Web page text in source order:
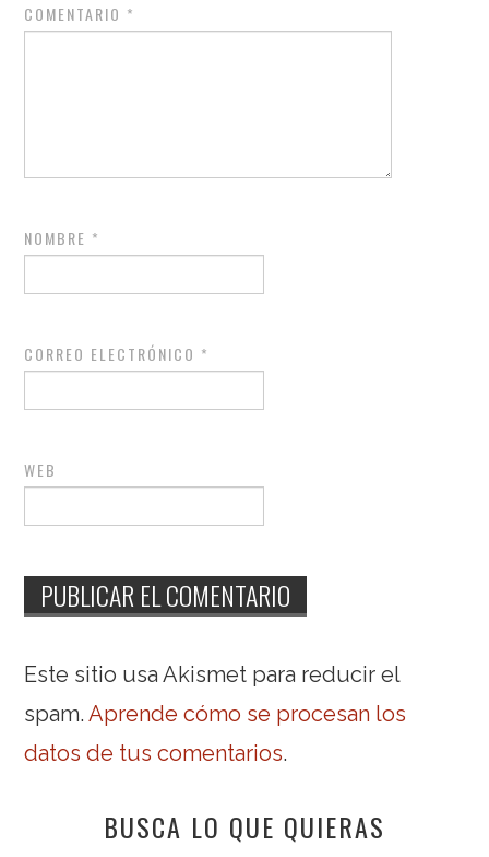
COMENTARIO *
NOMBRE *
CORREO ELECTRÓNICO *
WEB
Este sitio usa Akismet para reducir el
spam.Aprende cómo se procesan los
datos de tus comentarios.
BUSCA LO QUE QUIERAS